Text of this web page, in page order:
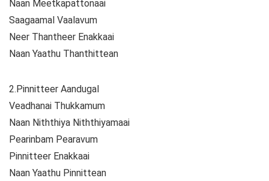
Naan Meetkapattonaai
Saagaamal Vaalavum
Neer Thantheer Enakkaai
Naan Yaathu Thanthittean
2.Pinnitteer Aandugal
Veadhanai Thukkamum
Naan Niththiya Niththiyamaai
Pearinbam Pearavum
Pinnitteer Enakkaai
Naan Yaathu Pinnittean